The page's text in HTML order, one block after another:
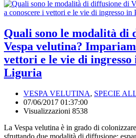
Quali sono le modalità di
Vespa velutina?
vettori e le vie di ingresso
Liguria
VESPA VELUTINA, SPECIE
07/06/2017 01:37:00
Visualizzazioni 8538
La Vespa velutina è in grado di